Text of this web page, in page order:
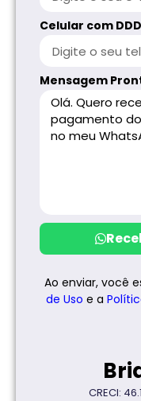
Celular com
Mensagem
Ao enviar, você
de Uso e a
CRECI: